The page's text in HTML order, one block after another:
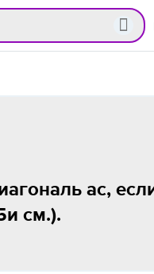
ас,
см.).